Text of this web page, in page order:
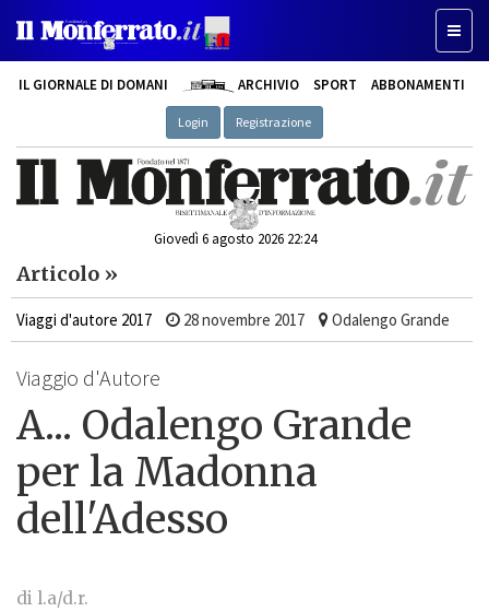
IL GIORNALE DI DOMANI ARCHIVIO SPORT ABBONAMENTI
Login Registrazione
Giovedì 6 agosto 2026 22:24
Articolo »
Viaggi d'autore 2017 28 novembre 2017 Odalengo Grande
Viaggio d'Autore
A... Odalengo Grande
per la Madonna
dell'Adesso
di l.a/d.r.